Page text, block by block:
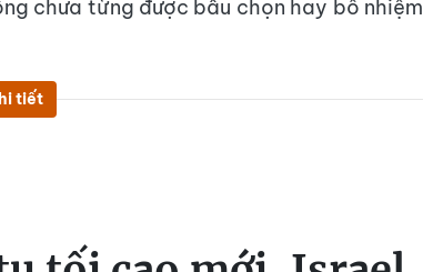
chưa từng được bầu chọn hay bổ nhiệm
tiết